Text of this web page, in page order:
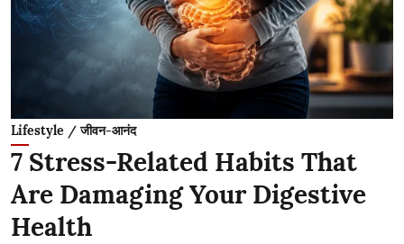
Lifestyle / जीवन-आनंद
7 Stress-Related Habits That
Are Damaging Your Digestive
Health